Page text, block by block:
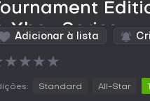
Xbox Series
Adicionar à lista
★★★★
Standard All-Star